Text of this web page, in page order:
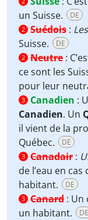
un Suisse.
DE
2 Suédois :
Suisse.
DE
2 Neutre :
ce sont les
pour leur
3 Canadien :
Canadien. Un
il vient de la
Québec.
DE
3 Canadair :
de l’eau en cas
habitant.
DE
3 Canard : Un
un habitant.
DE